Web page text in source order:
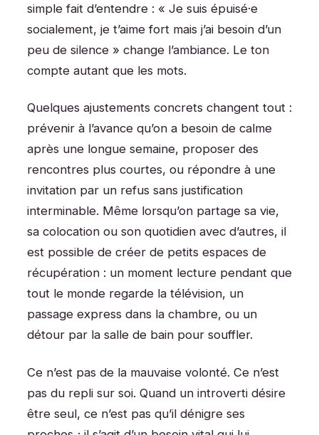
simple fait d’entendre : « Je suis épuisé·e
socialement, je t’aime fort mais j’ai besoin d’un
peu de silence » change l’ambiance. Le ton
compte autant que les mots.
Quelques ajustements concrets changent tout :
prévenir à l’avance qu’on a besoin de calme
après une longue semaine, proposer des
rencontres plus courtes, ou répondre à une
invitation par un refus sans justification
interminable. Même lorsqu’on partage sa vie,
sa colocation ou son quotidien avec d’autres, il
est possible de créer de petits espaces de
récupération : un moment lecture pendant que
tout le monde regarde la télévision, un
passage express dans la chambre, ou un
détour par la salle de bain pour souffler.
Ce n’est pas de la mauvaise volonté. Ce n’est
pas du repli sur soi. Quand un introverti désire
être seul, ce n’est pas qu’il dénigre ses